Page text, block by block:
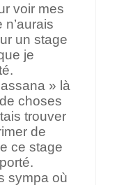
voir mes
un stage
je
» là
choses
trouver
de
ce stage
sympa où